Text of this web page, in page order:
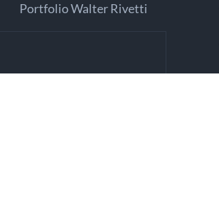
Portfolio Walter Rivetti